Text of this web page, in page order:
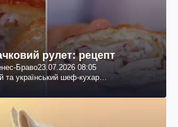
рулет: рецепт
Браво23.07.2026 08:05
та український шеф-кухар